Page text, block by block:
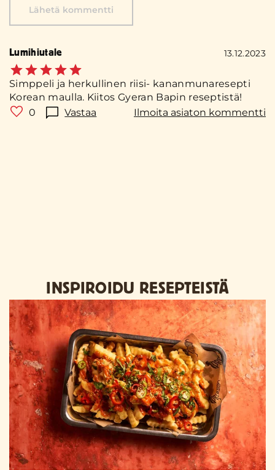
Lähetä kommentti
Lumihiutale 13.12.2023
Simppeli ja herkullinen riisi- kananmunaresepti
Korean maulla. Kiitos Gyeran Bapin reseptistä!
0
Vastaa Ilmoita asiaton kommentti
INSPIROIDU RESEPTEISTÄ